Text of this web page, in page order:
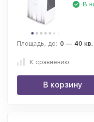
В
Площадь, до: 0 — 40
К сравнению
В корзину